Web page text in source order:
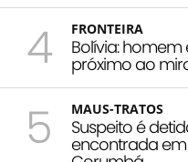
4 FRONTEIRA
Bolívia:
próximo ao
5 MAUS-TRATOS
Suspeito é
encontrada